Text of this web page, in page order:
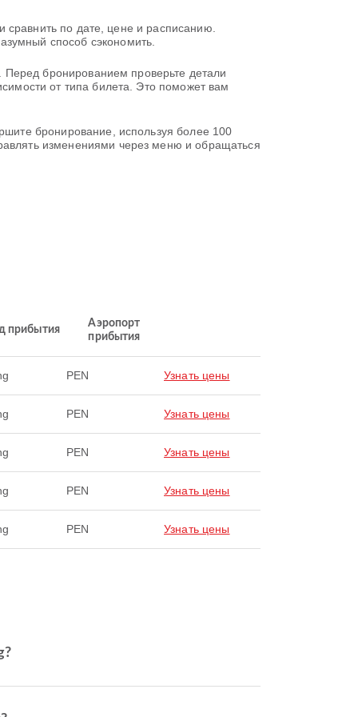
по дате, цене и расписанию.
способ сэкономить.
Перед бронированием проверьте детали
от типа билета. Это поможет вам
бронирование, используя более 100
изменениями через меню и обращаться
прибытия
Аэропорт
прибытия
PEN Узнать цены
PEN Узнать цены
PEN Узнать цены
PEN Узнать цены
PEN Узнать цены